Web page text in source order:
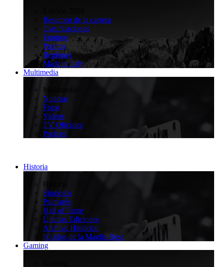
Resumen de la carrera
Clasificaciones
Equipos
Puertos
Regiones
Made in Italy
Multimedia
Multimedia
Noticias
Fotos
Videos
TV Oficiales
Podcast
Historia
Historia
Símbolos
Palmarés
Hall of Fame
Últimas Ediciones
Archivo Histórico
90 años de la Maglia Rosa
Gaming